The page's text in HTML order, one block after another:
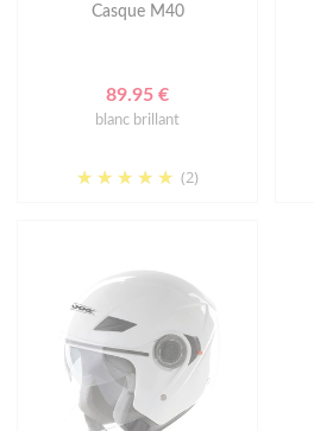
Casque M40
89.95 €
blanc brillant
(2)